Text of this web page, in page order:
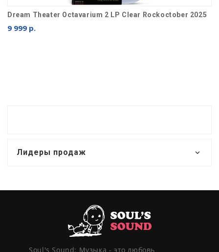
Dream Theater Octavarium 2 LP Clear Rockoctober 2025
9 999 р.
Лидеры продаж
Soul's Sound: Музыка - это любовь